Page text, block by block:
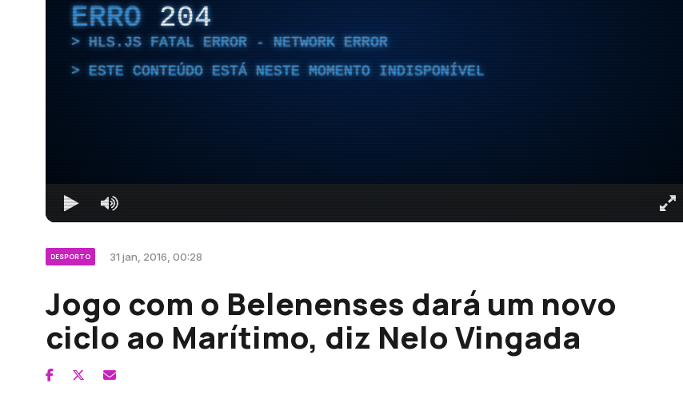
ERRO 204
HLS.JS FATAL ERROR - NETWORK ERROR
ESTE CONTEÚDO ESTÁ NESTE MOMENTO INDISPONÍVEL
DESPORTO 31 jan, 2016, 00:28
Jogo com o Belenenses dará um novo
ciclo ao Marítimo, diz Nelo Vingada